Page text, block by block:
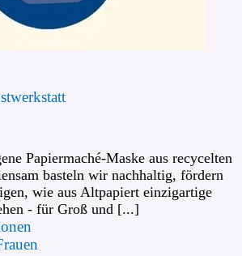
Papiermaché-Maske aus recycelten
basteln wir nachhaltig, fördern
wie aus Altpapiert einzigartige
- für Groß und [...]